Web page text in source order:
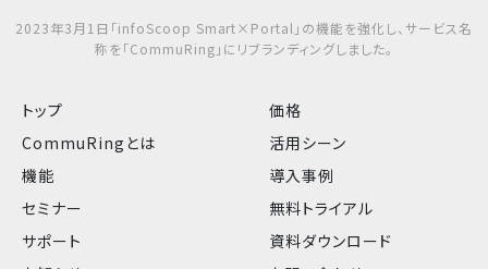
2023年3月1日「infoScoop Smart×Portal」の機能を強化し、サービス名
称を「CommuRing」にリブランディングしました。
トップ
CommuRingとは
機能
価格
活用シーン
導入事例
セミナー
サポート
無料トライアル
資料ダウンロード